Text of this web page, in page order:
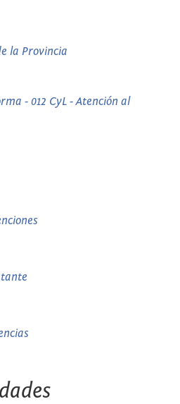
la Provincia
- 012 CyL - Atención al